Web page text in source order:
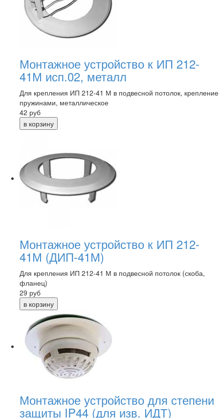
Монтажное устройство к ИП 212-
41М исп.02, металл
Для крепления ИП 212-41 М в подвесной потолок, крепление
пружинами, металлическое
42 руб
Монтажное устройство к ИП 212-
41М (ДИП-41М)
Для крепления ИП 212-41 М в подвесной потолок (скоба,
фланец)
29 руб
Монтажное устройство для степени
защиты IP44 (для изв. ИДТ)